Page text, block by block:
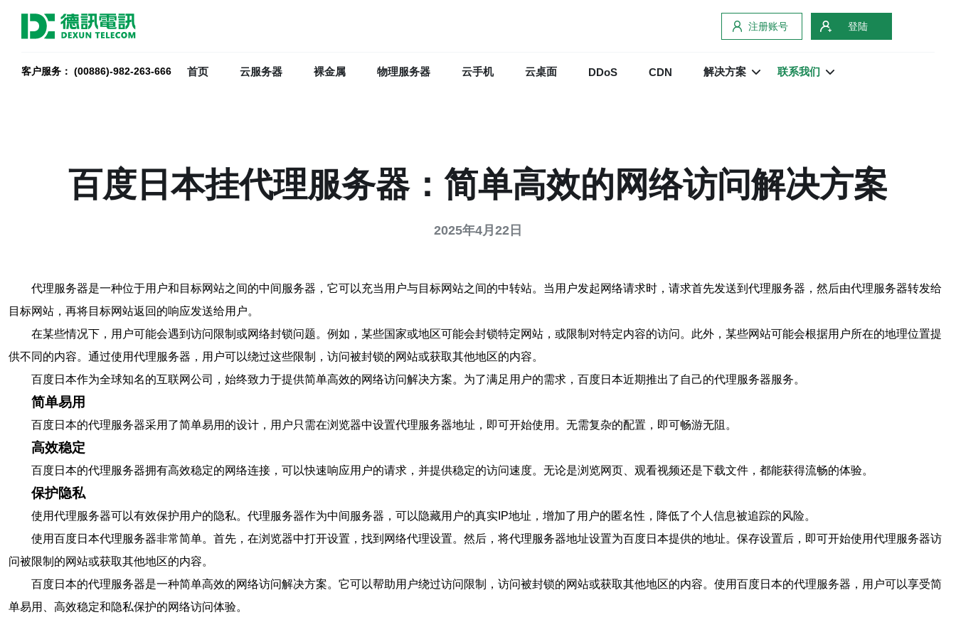
注册账号 登陆
客户服务： (00886)-982-263-666 首页 云服务器 裸金属 物理服务器 云手机 云桌面 DDoS CDN 解决方案 联系我们
百度日本挂代理服务器：简单高效的网络访问解决方案
2025年4月22日
代理服务器是一种位于用户和目标网站之间的中间服务器，它可以充当用户与目标网站之间的中转站。当用户发起网络请求时，请求首先发送到代理服务器，然后由代理服务器转发给
目标网站，再将目标网站返回的响应发送给用户。
在某些情况下，用户可能会遇到访问限制或网络封锁问题。例如，某些国家或地区可能会封锁特定网站，或限制对特定内容的访问。此外，某些网站可能会根据用户所在的地理位置提
供不同的内容。通过使用代理服务器，用户可以绕过这些限制，访问被封锁的网站或获取其他地区的内容。
百度日本作为全球知名的互联网公司，始终致力于提供简单高效的网络访问解决方案。为了满足用户的需求，百度日本近期推出了自己的代理服务器服务。
简单易用
百度日本的代理服务器采用了简单易用的设计，用户只需在浏览器中设置代理服务器地址，即可开始使用。无需复杂的配置，即可畅游无阻。
高效稳定
百度日本的代理服务器拥有高效稳定的网络连接，可以快速响应用户的请求，并提供稳定的访问速度。无论是浏览网页、观看视频还是下载文件，都能获得流畅的体验。
保护隐私
使用代理服务器可以有效保护用户的隐私。代理服务器作为中间服务器，可以隐藏用户的真实IP地址，增加了用户的匿名性，降低了个人信息被追踪的风险。
使用百度日本代理服务器非常简单。首先，在浏览器中打开设置，找到网络代理设置。然后，将代理服务器地址设置为百度日本提供的地址。保存设置后，即可开始使用代理服务器访
问被限制的网站或获取其他地区的内容。
百度日本的代理服务器是一种简单高效的网络访问解决方案。它可以帮助用户绕过访问限制，访问被封锁的网站或获取其他地区的内容。使用百度日本的代理服务器，用户可以享受简
单易用、高效稳定和隐私保护的网络访问体验。